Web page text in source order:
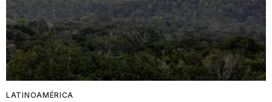
LATINOAMÉRICA